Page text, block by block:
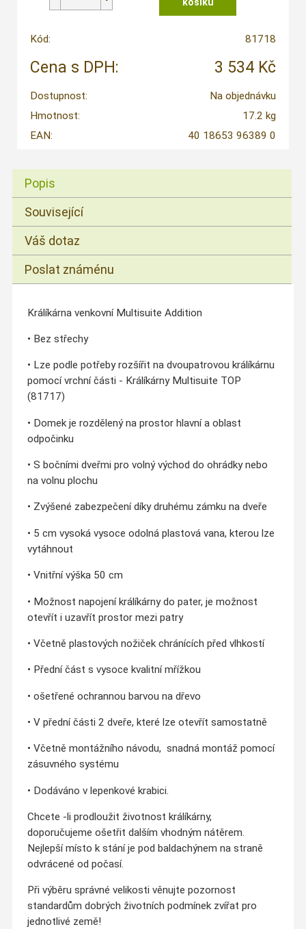
Kód: 81718
Cena s DPH: 3 534 Kč
Dostupnost:
Na objednávku
Hmotnost:
17.2 kg
EAN:
40 18653 96389 0
Popis
Související
Váš dotaz
Poslat známénu
Králíkárna venkovní Multisuite Addition
• Bez střechy
• Lze podle potřeby rozšířit na dvoupatrovou králíkárnu
pomocí vrchní části - Králíkárny Multisuite TOP
(81717)
• Domek je rozdělený na prostor hlavní a oblast
odpočinku
• S bočními dveřmi pro volný východ do ohrádky nebo
na volnu plochu
• Zvýšené zabezpečení díky druhému zámku na dveře
• 5 cm vysoká vysoce odolná plastová vana, kterou lze
vytáhnout
• Vnitřní výška 50 cm
• Možnost napojení králíkárny do pater, je možnost
otevřít i uzavřít prostor mezi patry
• Včetně plastových nožiček chránících před vlhkostí
• Přední část s vysoce kvalitní mřížkou
• ošetřené ochrannou barvou na dřevo
• V přední části 2 dveře, které lze otevřít samostatně
• Včetně montážního návodu, snadná montáž pomocí
zásuvného systému
• Dodáváno v lepenkové krabici.
Chcete -li prodloužit životnost králíkárny,
doporučujeme ošetřit dalším vhodným nátěrem.
Nejlepší místo k stání je pod baldachýnem na straně
odvrácené od počasí.
Při výběru správné velikosti věnujte pozornost
standardům dobrých životních podmínek zvířat pro
jednotlivé země!